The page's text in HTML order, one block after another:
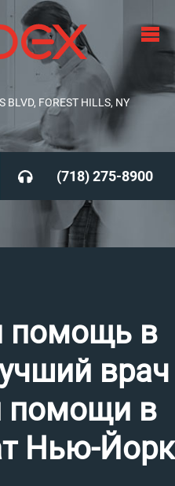
BLVD, FOREST HILLS, NY
(718) 275-8900
помощь в
врач
помощи в
Нью-Йорк